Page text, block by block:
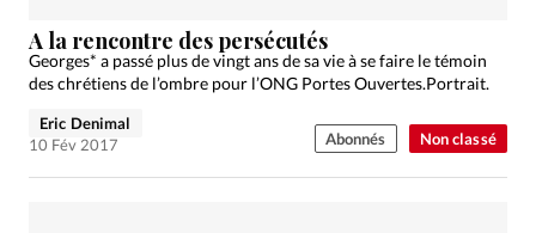
Non classé
A la rencontre des persécutés
Georges* a passé plus de vingt ans de sa vie à se faire le témoin
des chrétiens de l’ombre pour l’ONG Portes Ouvertes.Portrait.
Eric Denimal
10 Fév 2017
Abonnés